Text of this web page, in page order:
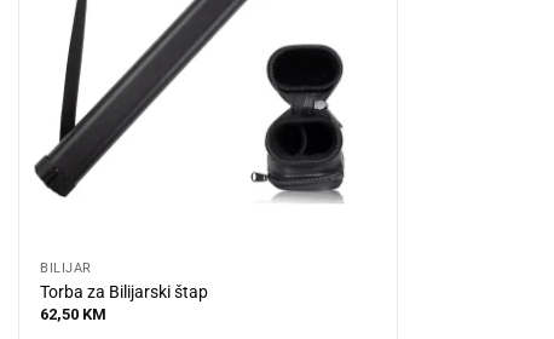
BILIJAR
Torba za Bilijarski štap
62,50 KM